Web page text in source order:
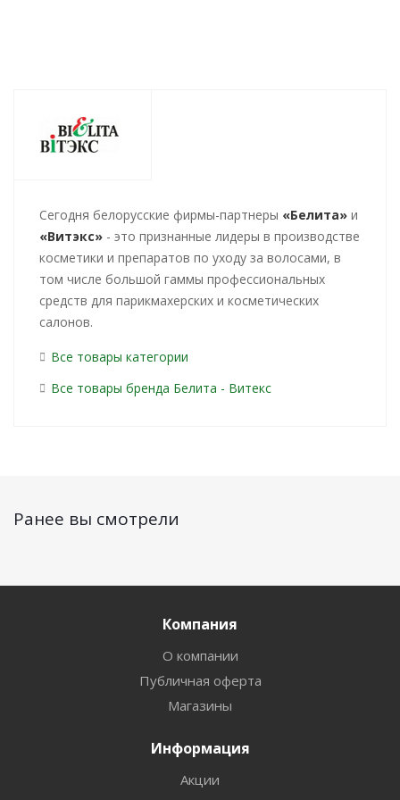
Cегодня белорусские фирмы-партнеры «Белита» и
«Витэкс» - это признанные лидеры в производстве
косметики и препаратов по уходу за волосами, в
том числе большой гаммы профессиональных
средств для парикмахерских и косметических
салонов.
Все товары категории
Все товары бренда Белита - Витекс
Ранее вы смотрели
Компания
О компании
Публичная оферта
Магазины
Информация
Акции